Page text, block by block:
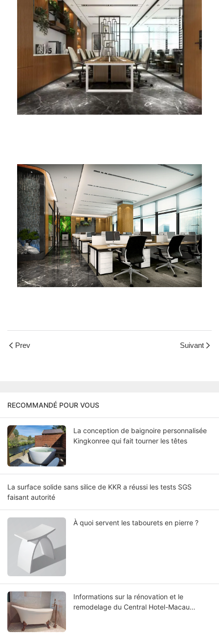
Prev Suivant
RECOMMANDÉ POUR VOUS
La conception de baignoire personnalisée
Kingkonree qui fait tourner les têtes
La surface solide sans silice de KKR a réussi les tests SGS
faisant autorité
À quoi servent les tabourets en pierre ?
Informations sur la rénovation et le
remodelage du Central Hotel-Macau